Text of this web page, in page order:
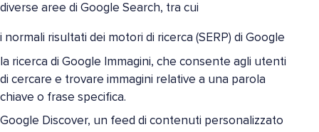
diverse aree di Google Search, tra cui
i normali risultati dei motori di ricerca (SERP) di Google
la ricerca di Google Immagini, che consente agli utenti
di cercare e trovare immagini relative a una parola
chiave o frase specifica.
Google Discover, un feed di contenuti personalizzato